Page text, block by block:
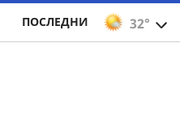
32°
ПОСЛЕДНИ